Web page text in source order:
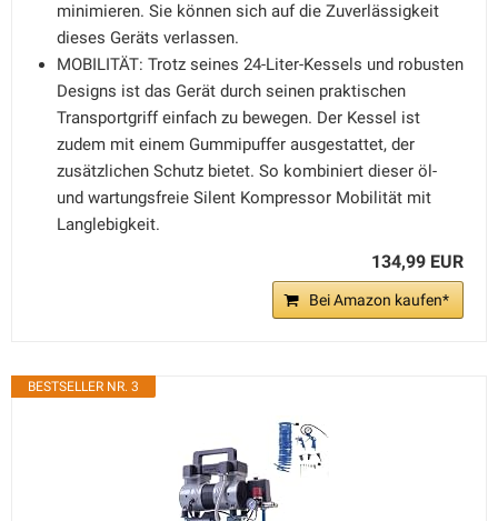
minimieren. Sie können sich auf die Zuverlässigkeit
dieses Geräts verlassen.
MOBILITÄT: Trotz seines 24-Liter-Kessels und robusten
Designs ist das Gerät durch seinen praktischen
Transportgriff einfach zu bewegen. Der Kessel ist
zudem mit einem Gummipuffer ausgestattet, der
zusätzlichen Schutz bietet. So kombiniert dieser öl-
und wartungsfreie Silent Kompressor Mobilität mit
Langlebigkeit.
134,99 EUR
Bei Amazon kaufen*
BESTSELLER NR. 3